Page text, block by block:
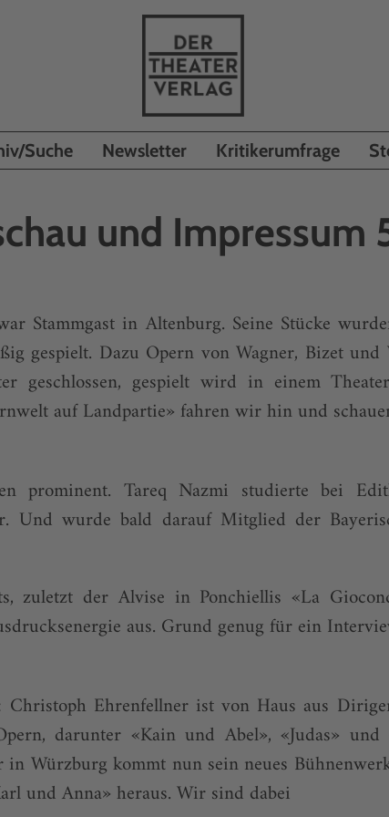
Suche Newsletter Kritikerumfrage
und Impressum
Stammgast in Altenburg. Seine Stücke
gespielt. Dazu Opern von Wagner, Bizet
geschlossen, gespielt wird in einem
auf Landpartie» fahren wir hin und
prominent. Tareq Nazmi studierte bei
Und wurde bald darauf Mitglied der
zuletzt der Alvise in Ponchiellis «La
aus. Grund genug für ein
Christoph Ehrenfellner ist von Haus aus
darunter «Kain und Abel», «Judas»
in Würzburg kommt nun sein neues
und Anna» heraus. Wir sind dabei